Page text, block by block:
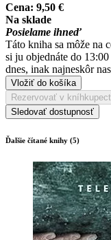
Cena: 9,50 €
Na sklade
Posielame ihneď
Táto kniha sa môže na
si ju objednáte do
dnes, inak najneskôr
Vložiť do košíka
Rezervovať v
Sledovať dostupnosť
Ďalšie čítané knihy (5)